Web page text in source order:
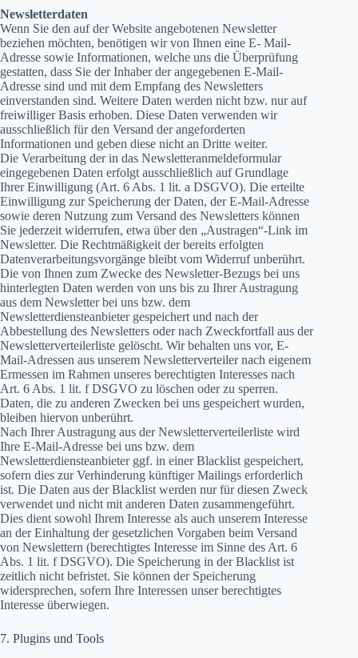
Newsletterdaten
Wenn Sie den auf der Website angebotenen Newsletter
beziehen möchten, benötigen wir von Ihnen eine E- Mail-
Adresse sowie Informationen, welche uns die Überprüfung
gestatten, dass Sie der Inhaber der angegebenen E-Mail-
Adresse sind und mit dem Empfang des Newsletters
einverstanden sind. Weitere Daten werden nicht bzw. nur auf
freiwilliger Basis erhoben. Diese Daten verwenden wir
ausschließlich für den Versand der angeforderten
Informationen und geben diese nicht an Dritte weiter.
Die Verarbeitung der in das Newsletteranmeldeformular
eingegebenen Daten erfolgt ausschließlich auf Grundlage
Ihrer Einwilligung (Art. 6 Abs. 1 lit. a DSGVO). Die erteilte
Einwilligung zur Speicherung der Daten, der E-Mail-Adresse
sowie deren Nutzung zum Versand des Newsletters können
Sie jederzeit widerrufen, etwa über den „Austragen“-Link im
Newsletter. Die Rechtmäßigkeit der bereits erfolgten
Datenverarbeitungsvorgänge bleibt vom Widerruf unberührt.
Die von Ihnen zum Zwecke des Newsletter-Bezugs bei uns
hinterlegten Daten werden von uns bis zu Ihrer Austragung
aus dem Newsletter bei uns bzw. dem
Newsletterdiensteanbieter gespeichert und nach der
Abbestellung des Newsletters oder nach Zweckfortfall aus der
Newsletterverteilerliste gelöscht. Wir behalten uns vor, E-
Mail-Adressen aus unserem Newsletterverteiler nach eigenem
Ermessen im Rahmen unseres berechtigten Interesses nach
Art. 6 Abs. 1 lit. f DSGVO zu löschen oder zu sperren.
Daten, die zu anderen Zwecken bei uns gespeichert wurden,
bleiben hiervon unberührt.
Nach Ihrer Austragung aus der Newsletterverteilerliste wird
Ihre E-Mail-Adresse bei uns bzw. dem
Newsletterdiensteanbieter ggf. in einer Blacklist gespeichert,
sofern dies zur Verhinderung künftiger Mailings erforderlich
ist. Die Daten aus der Blacklist werden nur für diesen Zweck
verwendet und nicht mit anderen Daten zusammengeführt.
Dies dient sowohl Ihrem Interesse als auch unserem Interesse
an der Einhaltung der gesetzlichen Vorgaben beim Versand
von Newslettern (berechtigtes Interesse im Sinne des Art. 6
Abs. 1 lit. f DSGVO). Die Speicherung in der Blacklist ist
zeitlich nicht befristet. Sie können der Speicherung
widersprechen, sofern Ihre Interessen unser berechtigtes
Interesse überwiegen.
7. Plugins und Tools